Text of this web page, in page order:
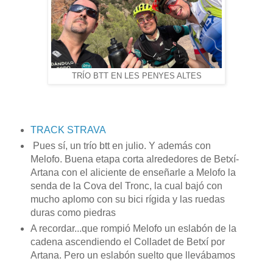
TRÍO BTT EN LES PENYES ALTES
TRACK STRAVA
Pues sí, un trío btt en julio. Y además con
Melofo. Buena etapa corta alrededores de Betxí-
Artana con el aliciente de enseñarle a Melofo la
senda de la Cova del Tronc, la cual bajó con
mucho aplomo con su bici rígida y las ruedas
duras como piedras
A recordar...que rompió Melofo un eslabón de la
cadena ascendiendo el Colladet de Betxí por
Artana. Pero un eslabón suelto que llevábamos